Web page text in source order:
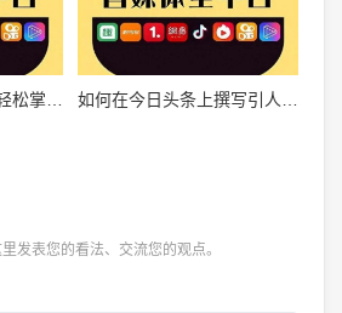
今日头条怎么发布：轻松掌握发布技巧，快速引爆流量 如何在今日头条上撰写引人注目的文章
发表您的看法、交流您的观点。